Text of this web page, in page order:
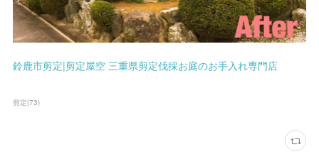
鈴鹿市剪定|剪定屋空 三重県剪定伐採お庭のお手入れ専門店
剪定(73)